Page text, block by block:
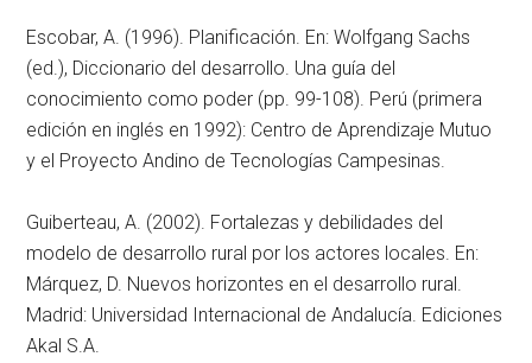
Escobar, A. (1996). Planificación. En: Wolfgang Sachs
(ed.), Diccionario del desarrollo. Una guía del
conocimiento como poder (pp. 99-108). Perú (primera
edición en inglés en 1992): Centro de Aprendizaje Mutuo
y el Proyecto Andino de Tecnologías Campesinas.
Guiberteau, A. (2002). Fortalezas y debilidades del
modelo de desarrollo rural por los actores locales. En:
Márquez, D. Nuevos horizontes en el desarrollo rural.
Madrid: Universidad Internacional de Andalucía. Ediciones
Akal S.A.